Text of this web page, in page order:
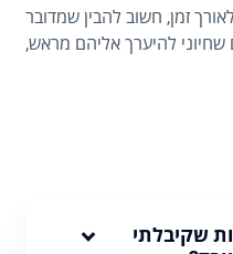
זמן, חשוב להבין שמדובר
שחיוני להיערך אליהם מראש,
שקיבלתי